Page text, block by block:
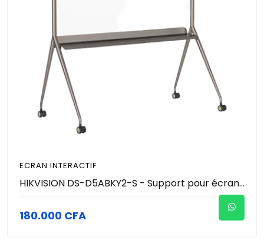
ECRAN INTERACTIF
HIKVISION DS-D5ABKY2-S - Support pour écran intéractif 55/65/75 pouces
180.000 CFA